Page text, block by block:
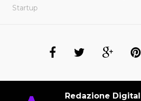
Startup
Redazione